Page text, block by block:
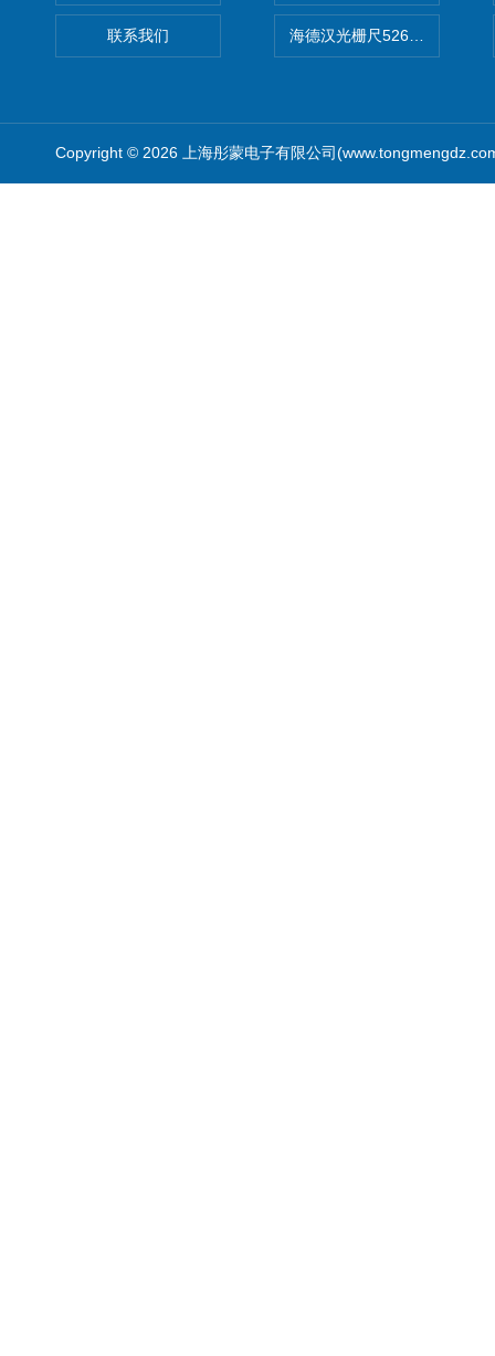
联系我们 海德汉光栅尺526974-09
Copyright © 2026 上海彤蒙电子有限公司